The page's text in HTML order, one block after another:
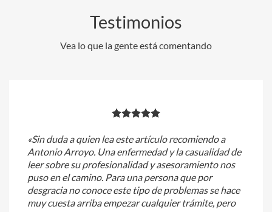
Testimonios
Vea lo que la gente está comentando
«Sin duda a quien lea este artículo recomiendo a
Antonio Arroyo. Una enfermedad y la casualidad de
leer sobre su profesionalidad y asesoramiento nos
puso en el camino. Para una persona que por
desgracia no conoce este tipo de problemas se hace
muy cuesta arriba empezar cualquier trámite, pero